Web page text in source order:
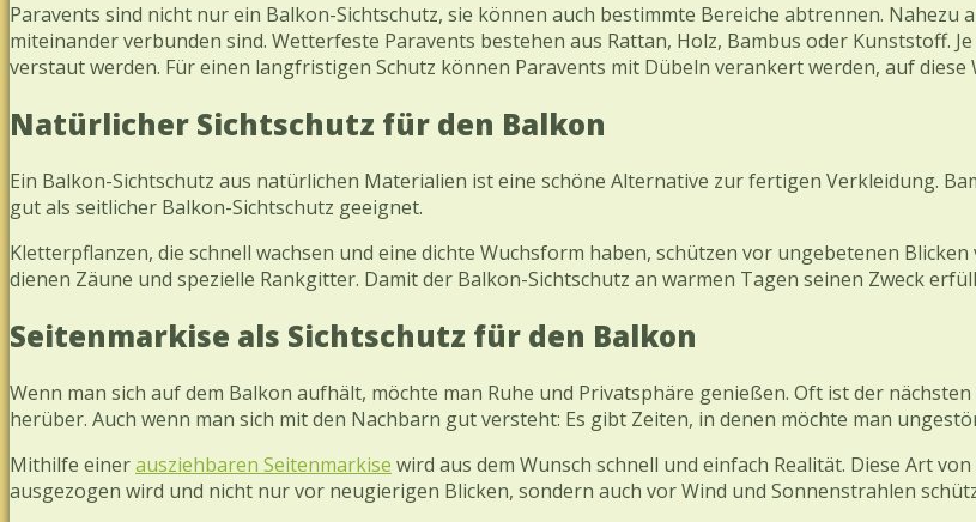
Paravents sind nicht nur ein Balkon-Sichtschutz, sie können auch bestimmte Bereiche abtrennen.
miteinander verbunden sind. Wetterfeste Paravents bestehen aus Rattan, Holz, Bambus oder Kunststoff.
verstaut werden. Für einen langfristigen Schutz können Paravents mit Dübeln verankert werden, auf diese
Natürlicher Sichtschutz für den Balkon
Ein Balkon-Sichtschutz aus natürlichen Materialien ist eine schöne Alternative zur fertigen Verkleidung.
gut als seitlicher Balkon-Sichtschutz geeignet.
Kletterpflanzen, die schnell wachsen und eine dichte Wuchsform haben, schützen vor ungebetenen
dienen Zäune und spezielle Rankgitter. Damit der Balkon-Sichtschutz an warmen Tagen seinen Zweck
Seitenmarkise als Sichtschutz für den Balkon
Wenn man sich auf dem Balkon aufhält, möchte man Ruhe und Privatsphäre genießen. Oft ist der
herüber. Auch wenn man sich mit den Nachbarn gut versteht: Es gibt Zeiten, in denen möchte man
Mithilfe einerausziehbaren Seitenmarkise wird aus dem Wunsch schnell und einfach Realität. Diese Art
ausgezogen wird und nicht nur vor neugierigen Blicken, sondern auch vor Wind und Sonnenstrahlen